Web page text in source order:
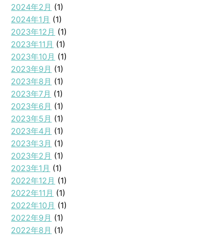
2024年2月 (1)
2024年1月 (1)
2023年12月 (1)
2023年11月 (1)
2023年10月 (1)
2023年9月 (1)
2023年8月 (1)
2023年7月 (1)
2023年6月 (1)
2023年5月 (1)
2023年4月 (1)
2023年3月 (1)
2023年2月 (1)
2023年1月 (1)
2022年12月 (1)
2022年11月 (1)
2022年10月 (1)
2022年9月 (1)
2022年8月 (1)